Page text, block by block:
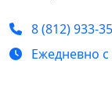
8 (812) 933-
Ежедневно с